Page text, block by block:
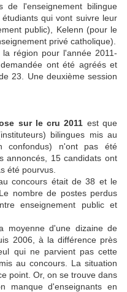
de l'enseignement bilingue
qui vont suivre leur
public), Kelenn (pour le
privé catholique).
région pour l'année 2011-
ont été agréés et
23. Une deuxième session
sur le cru 2011 est que
bilingues mis au
confondus) n'ont pas été
annoncés, 15 candidats ont
été pourvus.
concours était de 38 et le
nombre de postes perdus
enseignement public et
moyenne d'une dizaine de
2006, à la différence près
qui ne parvient pas cette
au concours. La situation
point. Or, on se trouve dans
manque d'enseignants en